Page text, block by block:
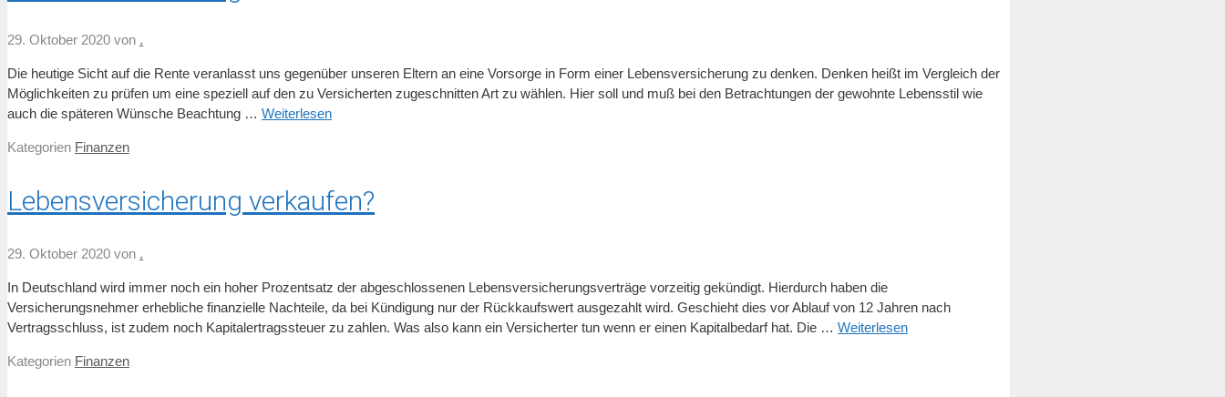
29. Oktober 2020 von .
Die heutige Sicht auf die Rente veranlasst uns gegenüber unseren Eltern an eine Vorsorge in Form einer Lebensversicherung zu denken. Denken heißt im Vergleich der
Möglichkeiten zu prüfen um eine speziell auf den zu Versicherten zugeschnitten Art zu wählen. Hier soll und muß bei den Betrachtungen der gewohnte Lebensstil wie
auch die späteren Wünsche Beachtung … Weiterlesen
Kategorien Finanzen
Lebensversicherung verkaufen?
29. Oktober 2020 von .
In Deutschland wird immer noch ein hoher Prozentsatz der abgeschlossenen Lebensversicherungsverträge vorzeitig gekündigt. Hierdurch haben die
Versicherungsnehmer erhebliche finanzielle Nachteile, da bei Kündigung nur der Rückkaufswert ausgezahlt wird. Geschieht dies vor Ablauf von 12 Jahren nach
Vertragsschluss, ist zudem noch Kapitalertragssteuer zu zahlen. Was also kann ein Versicherter tun wenn er einen Kapitalbedarf hat. Die … Weiterlesen
Kategorien Finanzen